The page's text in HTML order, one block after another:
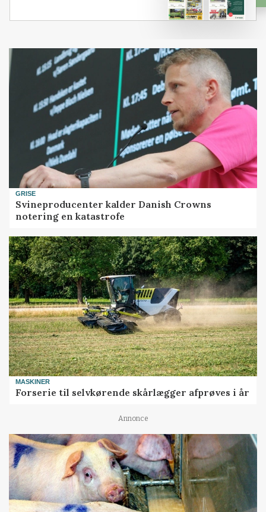
GRISE
Svineproducenter kalder Danish Crowns
notering en katastrofe
MASKINER
Forserie til selvkørende skårlægger afprøves i år
Annonce